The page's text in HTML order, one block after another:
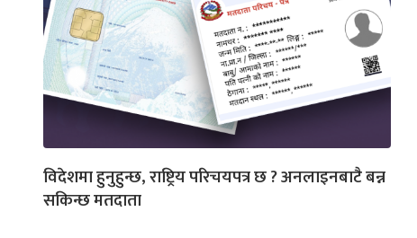
विदेशमा हुनुहुन्छ, राष्ट्रिय परिचयपत्र छ ? अनलाइनबाटै बन्न
सकिन्छ मतदाता